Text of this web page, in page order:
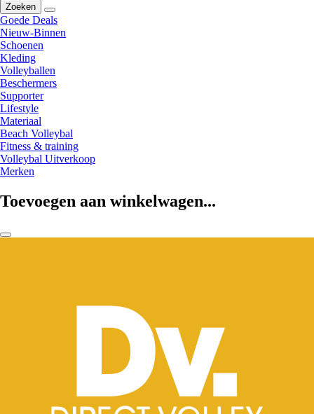
Zoeken
Goede Deals
Nieuw-Binnen
Schoenen
Kleding
Volleyballen
Beschermers
Supporter
Lifestyle
Materiaal
Beach Volleybal
Fitness & training
Volleybal Uitverkoop
Merken
Toevoegen aan winkelwagen...